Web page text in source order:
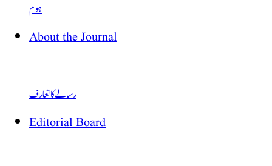
ہوم
About the Journal
رسالے کا تعارف
Editorial Board